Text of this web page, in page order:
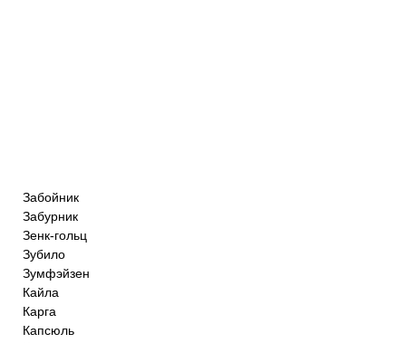
Забойник
Забурник
Зенк-гольц
Зубило
Зумфэйзен
Кайла
Карга
Капсюль